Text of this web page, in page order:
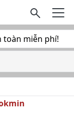
toàn miễn phí!